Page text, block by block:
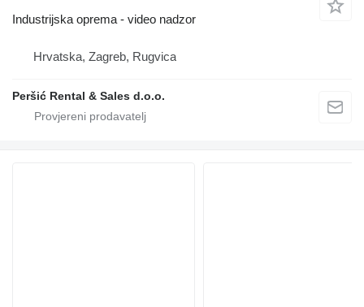
Industrijska oprema - video nadzor
Hrvatska, Zagreb, Rugvica
Peršić Rental & Sales d.o.o.